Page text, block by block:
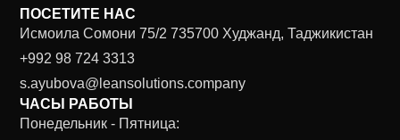
ПОСЕТИТЕ НАС
Исмоила Сомони 75/2 735700 Худжанд, Таджикистан
+992 98 724 3313
s.ayubova@leansolutions.company
ЧАСЫ РАБОТЫ
Понедельник - Пятница: